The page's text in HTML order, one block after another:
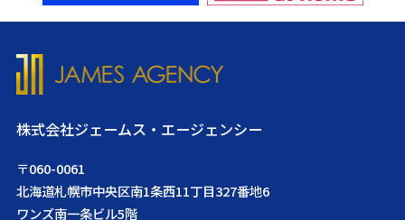
株式会社ジェームス・エージェンシー
〒060-0061
北海道札幌市中央区南1条西11丁目327番地6
ワンズ南一条ビル5階